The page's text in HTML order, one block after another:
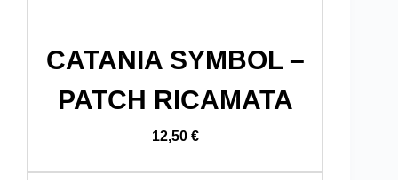
CATANIA SYMBOL –
PATCH RICAMATA
12,50 €